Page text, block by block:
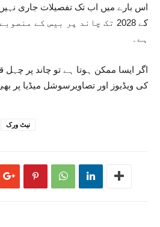
اس بارے میں اب تک تفصیلات جاری
کے 2028 تک چاند پر بیس کے
ہے۔
اگر ایسا ممکن ہوتا ہے تو چاند پر چہل
کی ویڈیوز اور تصاویرسوشل میڈیا پر
نیٹ ورک